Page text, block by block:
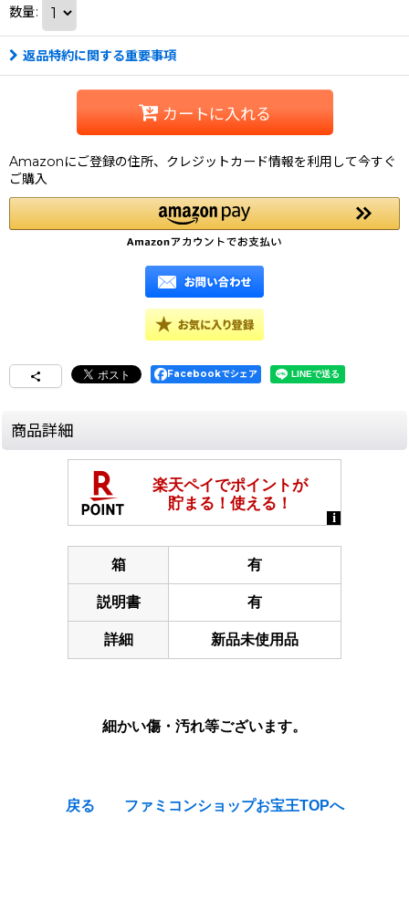
数量:
返品特約に関する重要事項
カートに入れる
Amazonにご登録の住所、クレジットカード情報を利用して今すぐ
ご購入
Facebookでシェア
商品詳細
箱 有
説明書 有
詳細 新品未使用品
細かい傷・汚れ等ございます。
戻る ファミコンショップお宝王TOPへ